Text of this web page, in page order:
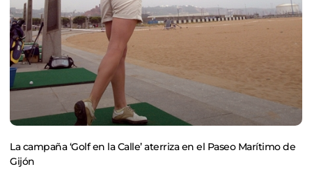
La campaña ‘Golf en la Calle’ aterriza en el Paseo Marítimo de
Gijón